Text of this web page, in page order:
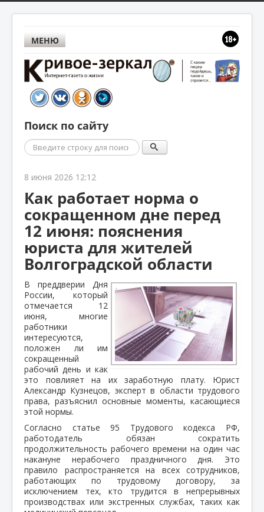
МЕНЮ
Поиск по сайту
Поиск
8 июня 2026 12:12
Как работает норма о
сокращенном дне перед
12 июня: пояснения
юриста для жителей
Волгоградской области
В преддверии Дня
России, который
отмечается 12
июня, многие
работники
интересуются,
положен ли им
сокращенный
рабочий день и как
это повлияет на их заработную плату. Юрист
Александр Кузнецов, эксперт в области трудового
права, разъяснил основные моменты, касающиеся
этой нормы.
Согласно статье 95 Трудового кодекса РФ,
работодатель обязан сократить
продолжительность рабочего времени на один час
накануне нерабочего праздничного дня. Это
правило распространяется на всех сотрудников,
работающих по трудовому договору, за
исключением тех, кто трудится в непрерывных
производствах или экстренных службах, таких как